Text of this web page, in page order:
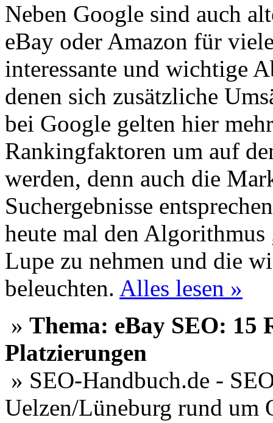
Neben Google sind auch
eBay oder Amazon für
interessante und wichtige
denen sich zusätzliche
bei Google gelten hier
Rankingfaktoren um auf
werden, denn auch die
Suchergebnisse
heute mal den
Lupe zu nehmen und die
beleuchten. Alles lesen »
» Thema: eBay SEO: 15
Platzierungen
» SEO-Handbuch.de -
Uelzen/Lüneburg rund